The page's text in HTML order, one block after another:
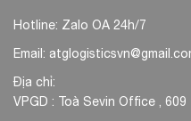
Hotline: Zalo OA 24h/7
Email:
Địa chỉ:
VPGD : Toà Sevin Office ,